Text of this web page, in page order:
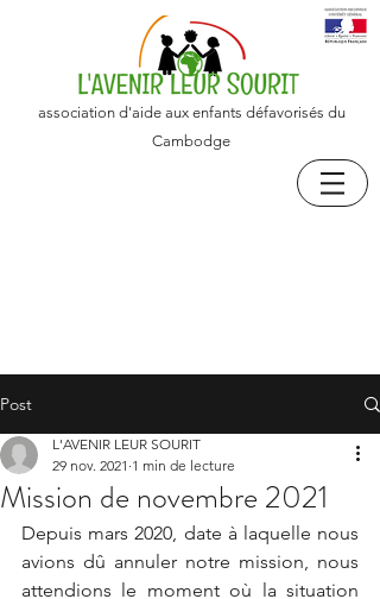
association d'aide aux enfants défavorisés du
Cambodge
Post
Mission de novembre 2021
L'AVENIR LEUR SOURIT
29 nov. 2021 1 min de lecture
Depuis mars 2020, date à laquelle nous
avions dû annuler notre mission, nous
attendions le moment où la situation